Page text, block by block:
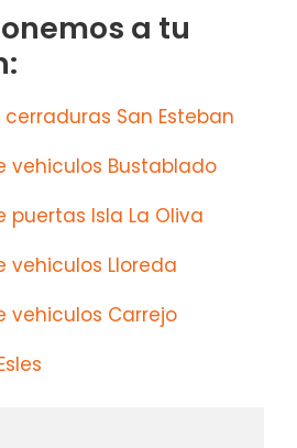
a tu
San Esteban
vehiculos Bustablado
puertas Isla La Oliva
vehiculos Lloreda
vehiculos Carrejo